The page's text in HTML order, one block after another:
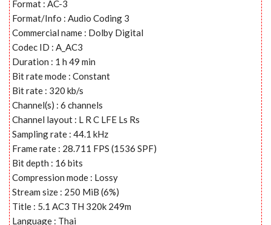
Format : AC-3
Format/Info : Audio Coding 3
Commercial name : Dolby Digital
Codec ID : A_AC3
Duration : 1 h 49 min
Bit rate mode : Constant
Bit rate : 320 kb/s
Channel(s) : 6 channels
Channel layout : L R C LFE Ls Rs
Sampling rate : 44.1 kHz
Frame rate : 28.711 FPS (1536 SPF)
Bit depth : 16 bits
Compression mode : Lossy
Stream size : 250 MiB (6%)
Title : 5.1 AC3 TH 320k 249m
Language : Thai